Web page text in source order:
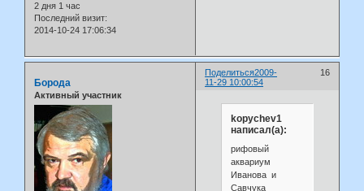
2 дня 1 час
Последний визит:
2014-10-24 17:06:34
Поделиться 16
2009-
11-29 10:00:54
Борода
Активный участник
kopychev1
написал(а):
рифовый
аквариум
Иванова и
Савчука